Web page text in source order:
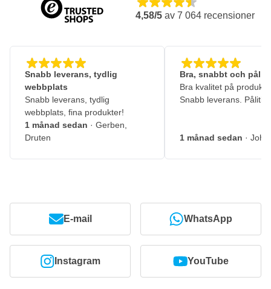
4,58/5 av 7 064 recensioner
Snabb leverans, tydlig
webbplats
Snabb leverans, tydlig
webbplats, fina produkter!
1 månad sedan · Gerben,
Druten
Bra, snabbt och
Bra kvalitet på
Snabb leverans.
1 månad sedan ·
E-mail WhatsApp
Instagram YouTube